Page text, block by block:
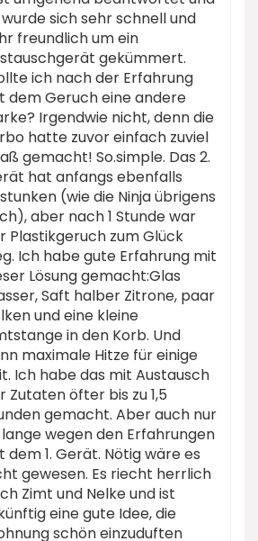
sich sehr schnell und
freundlich um ein
gekümmert.
ich nach der Erfahrung
dem Geruch eine andere
Irgendwie nicht, denn die
hatte zuvor einfach zuviel
gemacht! So.simple. Das 2.
hat anfangs ebenfalls
(wie die Ninja übrigens
aber nach 1 Stunde war
Plastikgeruch zum Glück
Ich habe gute Erfahrung mit
Lösung gemacht:Glas
Saft halber Zitrone, paar
und eine kleine
in den Korb. Und
maximale Hitze für einige
Ich habe das mit Austausch
Zutaten öfter bis zu 1,5
gemacht. Aber auch nur
wegen den Erfahrungen
dem 1. Gerät. Nötig wäre es
gewesen. Es riecht herrlich
Zimt und Nelke und ist
eine gute Idee, die
schön einzuduften